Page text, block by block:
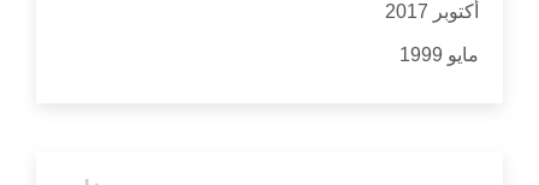
أكتوبر 2017
مايو 1999